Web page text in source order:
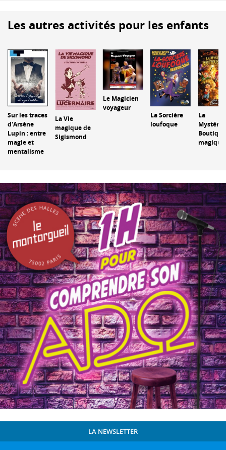
Les autres activités pour les enfants
Sur les traces
d'Arsène
Lupin : entre
magie et
mentalisme
La Vie
magique de
Sigismond
Le Magicien
voyageur
La Sorcière
loufoque
La
Boutique
magique
LA NEWSLETTER